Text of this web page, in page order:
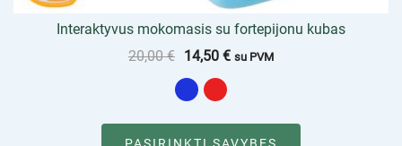
Interaktyvus mokomasis su fortepijonu kubas
20,00€ 14,50 € su PVM